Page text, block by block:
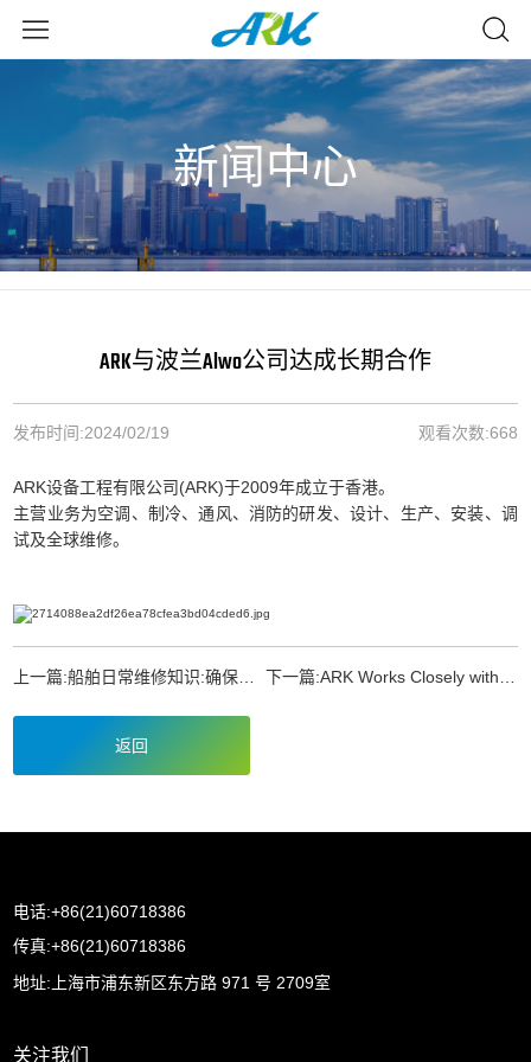
新闻中心
ARK与波兰Alwo公司达成长期合作
发布时间:2024/02/19 观看次数:668
ARK设备工程有限公司(ARK)于2009年成立于香港。
主营业务为空调、制冷、通风、消防的研发、设计、生产、安装、调
试及全球维修。
上一篇:船舶日常维修知识:确保船舶安全、顺利航行的关键 下一篇:ARK Works Closely with Leading
返回
电话:+86(21)60718386
传真:+86(21)60718386
地址:上海市浦东新区东方路 971 号 2709室